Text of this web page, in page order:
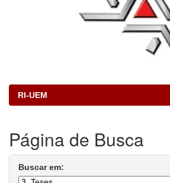
RI-UEM
Página de Busca
Buscar em: